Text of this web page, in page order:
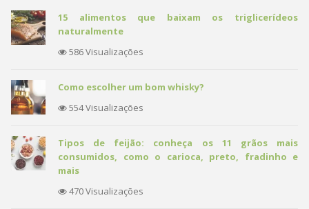
15 alimentos que baixam os triglicerídeos
naturalmente
586 Visualizações
Como escolher um bom whisky?
554 Visualizações
Tipos de feijão: conheça os 11 grãos mais
consumidos, como o carioca, preto, fradinho e
mais
470 Visualizações